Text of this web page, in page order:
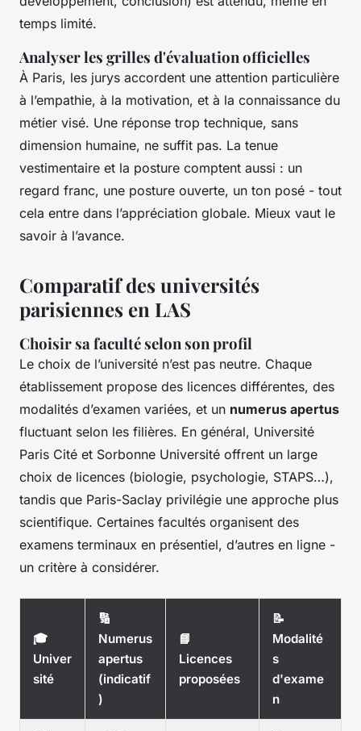
temps limité.
Analyser les grilles d'évaluation officielles
À Paris, les jurys accordent une attention particulière
à l’empathie, à la motivation, et à la connaissance du
métier visé. Une réponse trop technique, sans
dimension humaine, ne suffit pas. La tenue
vestimentaire et la posture comptent aussi : un
regard franc, une posture ouverte, un ton posé - tout
cela entre dans l’appréciation globale. Mieux vaut le
savoir à l’avance.
Comparatif des universités
parisiennes en LAS
Choisir sa faculté selon son profil
Le choix de l’université n’est pas neutre. Chaque
établissement propose des licences différentes, des
modalités d’examen variées, et un numerus apertus
fluctuant selon les filières. En général, Université
Paris Cité et Sorbonne Université offrent un large
choix de licences (biologie, psychologie, STAPS…),
tandis que Paris-Saclay privilégie une approche plus
scientifique. Certaines facultés organisent des
examens terminaux en présentiel, d’autres en ligne -
un critère à considérer.
🎓
Univer
sité
🔢
Numerus
apertus
(indicatif
)
📘
Licences
proposées
📝
Modalité
s
d'exame
n